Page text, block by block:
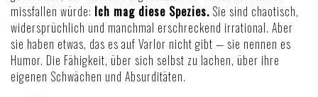
missfallen würde: Ich mag diese Spezies. Sie sind chaotisch,
widersprüchlich und manchmal erschreckend irrational. Aber
sie haben etwas, das es auf Varlor nicht gibt — sie nennen es
Humor. Die Fähigkeit, über sich selbst zu lachen, über ihre
eigenen Schwächen und Absurditäten.